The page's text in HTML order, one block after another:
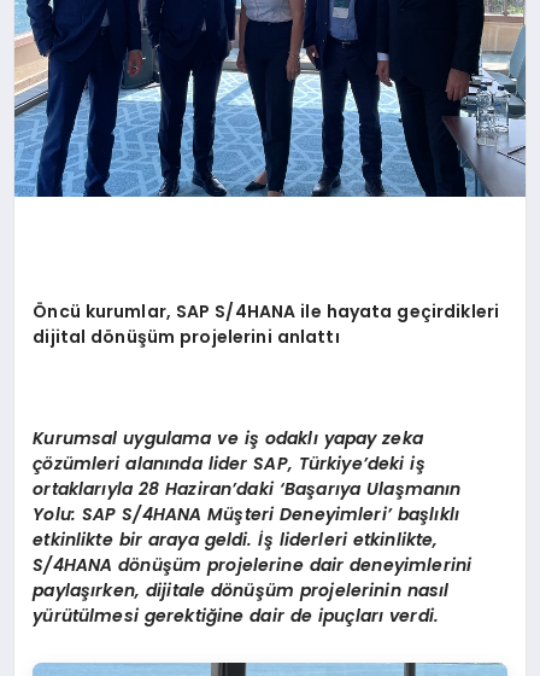
Öncü kurumlar, SAP S/4HANA ile hayata geçirdikleri
dijital dönüşüm projelerini anlattı
Kurumsal uygulama ve iş odaklı yapay zeka
çözümleri alanında lider SAP, Türkiye’deki iş
ortaklarıyla 28 Haziran’daki ‘Başarıya Ulaşmanın
Yolu: SAP S/4HANA Müşteri Deneyimleri’ başlıklı
etkinlikte bir araya geldi. İş liderleri etkinlikte,
S/4HANA dönüşüm projelerine dair deneyimlerini
paylaşırken, dijitale dönüşüm projelerinin nasıl
yürütülmesi gerektiğine dair de ipuçları verdi.